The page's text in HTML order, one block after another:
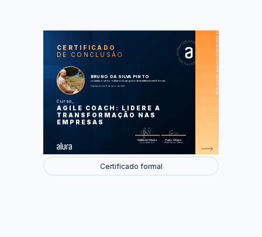
CERTIFICADO
DE CONCLUSÃO
BRUNO DA SILVA PINTO
concluiu o curso online com carga horária estimada em 6 horas.
Finalizado em 11 de maio de 2021
Curso
AGILE COACH: LIDERE A
TRANSFORMAÇÃO NAS
EMPRESAS
Guilherme Silveira
Coordenador
Paulo Silveira
Chief Vision Officer
https://cursos.alura.com.br/certificate/28ecaaec-d716-4785-b7c2-56c8a16c54ef
LAS
O Agile Coach
O DNA do Agile Coach
Relacionamento com a Empresa
Barreiras Organizacionais
Certificado formal